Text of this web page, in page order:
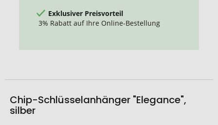
Exklusiver Preisvorteil
3% Rabatt auf Ihre Online-Bestellung
Chip-Schlüsselanhänger "Elegance",
silber